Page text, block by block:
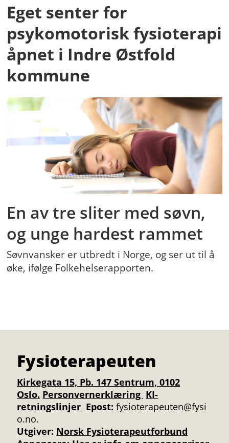
Eget senter for
psykomotorisk fysioterapi
åpnet i Indre Østfold
kommune
En av tre sliter med søvn,
og unge hardest rammet
Søvnvansker er utbredt i Norge, og ser ut til å
øke, ifølge Folkehelserapporten.
Fysioterapeuten
Kirkegata 15, Pb. 147 Sentrum, 0102
Oslo. Personvernerklæring KI-
retningslinjer Epost: fysioterapeuten@fysi
o.no.
Utgiver: Norsk Fysioterapeutforbund